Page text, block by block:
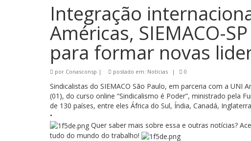
Integração
Américas, SIEMACO-
para formar novas
por Conasconsp | postado em: Notícias | 0
Sindicalistas do SIEMACO São Paulo, em parceria com a UNI
(01), do curso online “Sindicalismo é Poder”, ministrado pela
de 130 países, entre eles África do Sul, Índia, Canadá,
•
Quer saber mais sobre essa e outras notícias?
tudo do mundo do trabalho!